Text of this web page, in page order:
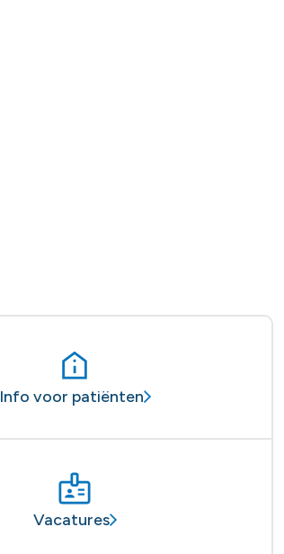
Info voor patiënten
Vacatures